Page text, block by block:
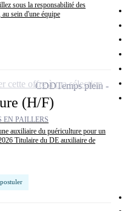
sous la responsabilité des
sein d'une équipe
(H/F)
EN PAILLERS
auxiliaire du puériculture pour un
Titulaire du DE auxiliaire de
CDDTemps plein
cette offre à ma sélection